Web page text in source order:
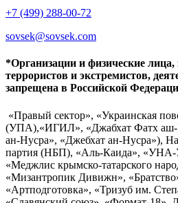
+7 (499) 288-00-72
sovsek@sovsek.com
*Организации и физические
террористов и экстремистов,
запрещена в Российской
«Правый сектор», «Украинская
(УПА),«ИГИЛ», «Джабхат Фатх
ан-Нусра», «Джебхат ан-Нусра»),
партия (НБП), «Аль-Каида»,
«Меджлис крымско-татарского
«Мизантропик Дивижн»,
«Артподготовка», «Тризуб им.